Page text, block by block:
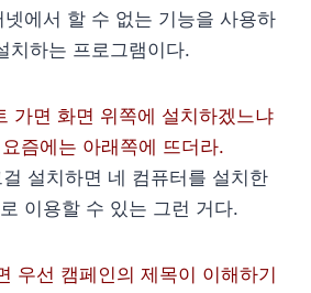
에서 할 수 없는 기능을 사용하
치하는 프로그램이다.
가면 화면 위쪽에 설치하겠느냐
즘에는 아래쪽에 뜨더라.
설치하면 네 컴퓨터를 설치한
이용할 수 있는 그런 거다.
우선 캠페인의 제목이 이해하기